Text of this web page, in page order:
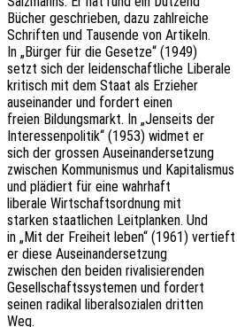
Bücher geschrie­ben, dazu zahlreiche
Schrif­ten und Tausen­de von Artikeln.
In „Bürger für die Geset­ze“ (1949)
setzt sich der leiden­schaft­li­che Liberale
kritisch mit dem Staat als Erzieher
ausein­an­der und fordert einen
freien Bildungs­markt. In „Jenseits der
Inter­es­sen­po­li­tik“ (1953) widmet er
sich der gros­sen Auseinandersetzung
zwischen Kommu­nis­mus und Kapitalismus
und plädiert für eine wahrhaft
libe­ra­le Wirt­schafts­ord­nung mit
star­ken staat­li­chen Leit­plan­ken. Und
in „Mit der Frei­heit leben“ (1961) vertieft
er diese Auseinandersetzung
zwischen den beiden rivalisierenden
Gesell­schafts­sys­te­men und fordert
seinen radi­kal libe­ral­so­zia­len dritten
Weg.